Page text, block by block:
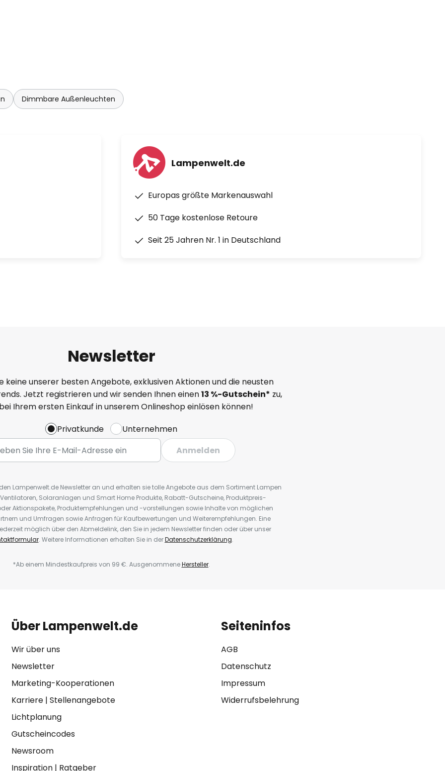
Dimmbare Außenleuchten
Lampenwelt.de
Europas größte Markenauswahl
50 Tage kostenlose Retoure
Seit 25 Jahren Nr. 1 in Deutschland
Newsletter
keine unserer besten Angebote, exklusiven Aktionen und die neusten
Jetzt registrieren und wir senden Ihnen einen13 %-Gutschein* zu,
Ihrem ersten Einkauf in unserem Onlineshop einlösen können!
Privatkunde
Unternehmen
Anmelden
Lampenwelt.de Newsletter an und erhalten sie tolle Angebote aus dem Sortiment Lampen
Solaranlagen und Smart Home Produkte, Rabatt-Gutscheine, Produktpreis-
Aktionspakete, Produktempfehlungen und -vorstellungen sowie Inhalte von möglichen
und Umfragen sowie Anfragen für Kaufbewertungen und Weiterempfehlungen. Eine
möglich über den Abmeldelink, den Sie in jedem Newsletter finden oder über unser
. Weitere Informationen erhalten Sie in derDatenschutzerklärung.
*Ab einem Mindestkaufpreis von 99 €. AusgenommeneHersteller.
Über Lampenwelt.de
Wir über uns
Newsletter
Marketing-Kooperationen
Karriere| Stellenangebote
Lichtplanung
Gutscheincodes
Newsroom
Inspiration| Ratgeber
Seiteninfos
AGB
Datenschutz
Impressum
Widerrufsbelehrung